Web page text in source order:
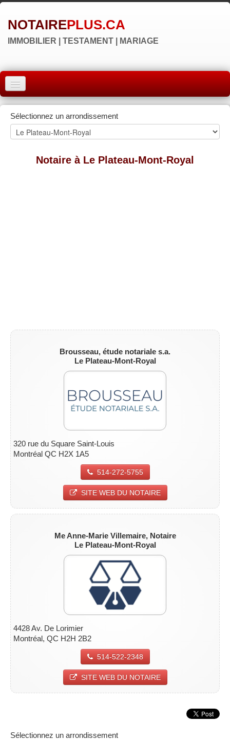
NOTAIREPLUS.CA
IMMOBILIER | TESTAMENT | MARIAGE
ACCUEIL
MONTRÉAL
QUÉBEC
Sélectionnez un arrondissement
Notaire à Le Plateau-Mont-Royal
Brousseau, étude notariale s.a.
Le Plateau-Mont-Royal
320 rue du Square Saint-Louis
Montréal QC H2X 1A5
514-272-5755
SITE WEB DU NOTAIRE
Me Anne-Marie Villemaire, Notaire
Le Plateau-Mont-Royal
4428 Av. De Lorimier
Montréal, QC H2H 2B2
514-522-2348
SITE WEB DU NOTAIRE
Sélectionnez un arrondissement